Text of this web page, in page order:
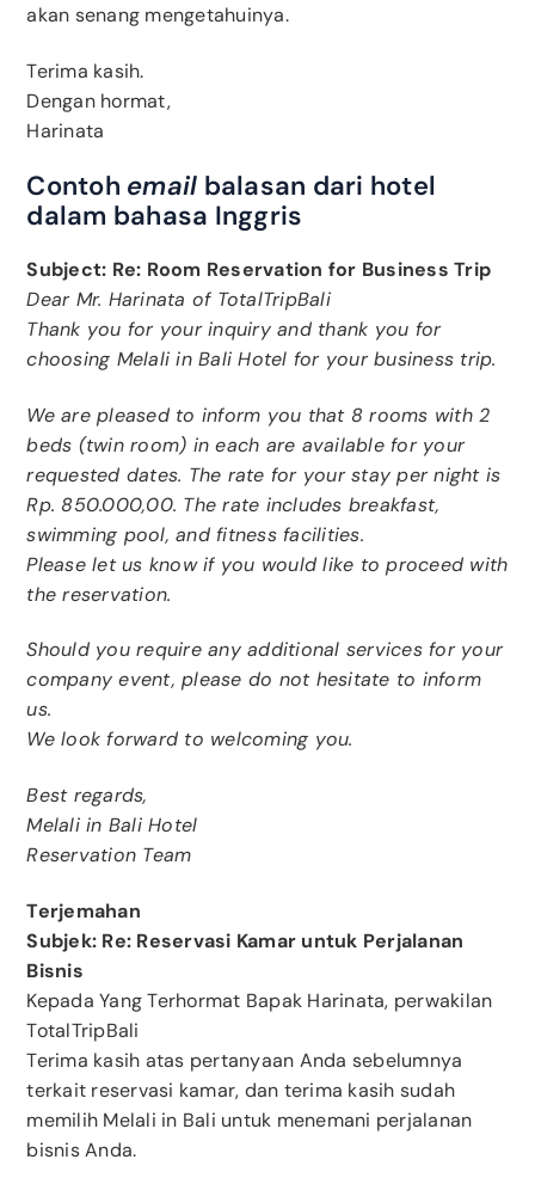
akan senang mengetahuinya.
Terima kasih.
Dengan hormat,
Harinata
Contoh email balasan dari hotel
dalam bahasa Inggris
Subject: Re: Room Reservation for Business Trip
Dear Mr. Harinata of TotalTripBali
Thank you for your inquiry and thank you for
choosing Melali in Bali Hotel for your business trip.
We are pleased to inform you that 8 rooms with 2
beds (twin room) in each are available for your
requested dates. The rate for your stay per night is
Rp. 850.000,00. The rate includes breakfast,
swimming pool, and fitness facilities.
Please let us know if you would like to proceed with
the reservation.
Should you require any additional services for your
company event, please do not hesitate to inform
us.
We look forward to welcoming you.
Best regards,
Melali in Bali Hotel
Reservation Team
Terjemahan
Subjek: Re: Reservasi Kamar untuk Perjalanan
Bisnis
Kepada Yang Terhormat Bapak Harinata, perwakilan
TotalTripBali
Terima kasih atas pertanyaan Anda sebelumnya
terkait reservasi kamar, dan terima kasih sudah
memilih Melali in Bali untuk menemani perjalanan
bisnis Anda.